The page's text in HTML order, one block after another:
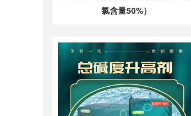
氯含量50%）